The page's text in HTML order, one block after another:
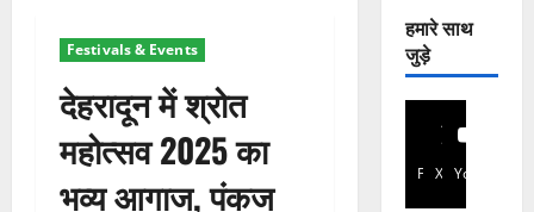
Festivals & Events
देहरादून में श्रोत
महोत्सव 2025 का
भव्य आगाज, पंकज
हमारे साथ
जुड़े
Facebook
X YouTube